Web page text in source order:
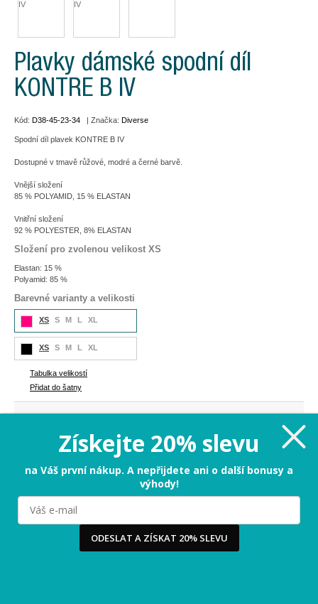
Plavky dámské spodní díl
KONTRE B IV
Kód: D38-45-23-34 | Značka: Diverse
Spodní díl plavek KONTRE B IV
Dostupné v tmavě růžové, modré a černé barvě.
Vnější složení
85 % POLYAMID, 15 % ELASTAN
Vnitřní složení
92 % POLYESTER, 8% ELASTAN
Složení pro zvolenou velikost XS
Elastan: 15 %
Polyamid: 85 %
Barevné varianty a velikosti
XS S M L XL
XS S M L XL
Tabulka velikostí
Přidat do šatny
335 Kč
PŘIDAT DO KOŠÍKU
Tabulka velikostí
Milujeme cookies!
Používáme cookies, abychom vám nabídli ten nejlepší
zážitek na našem webu a obsah, který vás opravdu
Získejte 20% slevu
na Váš první nákup. A nepřijdete ani o další bonusy a
výhody!
ODESLAT A ZÍSKAT 20% SLEVU